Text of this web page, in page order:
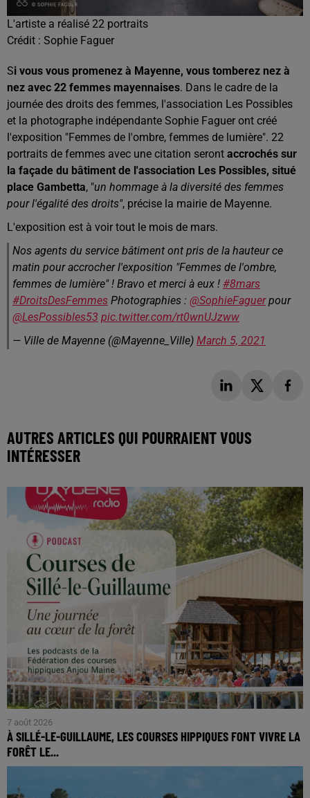
L'artiste a réalisé 22 portraits
Crédit : Sophie Faguer
Si vous vous promenez à Mayenne, vous tomberez nez à
nez avec 22 femmes mayennaises. Dans le cadre de la
journée des droits des femmes, l'association Les Possibles
et la photographe indépendante Sophie Faguer ont créé
l'exposition "Femmes de l'ombre, femmes de lumière". 22
portraits de femmes avec une citation seront accrochés sur
la façade du bâtiment de l'association Les Possibles, situé
place Gambetta, "un hommage à la diversité des femmes
pour l'égalité des droits", précise la mairie de Mayenne.
L'exposition est à voir tout le mois de mars.
Nos agents du service bâtiment ont pris de la hauteur ce
matin pour accrocher l'exposition "Femmes de l'ombre,
femmes de lumière" ! Bravo et merci à eux ! #8mars
#DroitsDesFemmes Photographies : @SophieFaguerpour
@LesPossibles53 pic.twitter.com/rt0wnUJzww
— Ville de Mayenne (@Mayenne_Ville) March 5, 2021
AUTRES ARTICLES QUI POURRAIENT VOUS
INTÉRESSER
7 août 2026
À SILLÉ-LE-GUILLAUME, LES COURSES HIPPIQUES FONT VIVRE LA
FORÊT LE...